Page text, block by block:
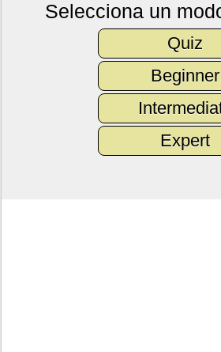
Selecciona un
Quiz
Beginner
Expert